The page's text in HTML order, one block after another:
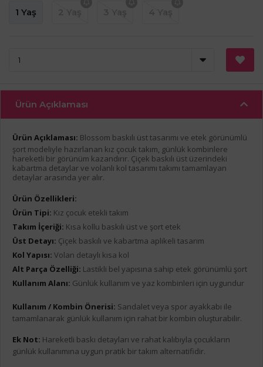
1 Yaş
Ürün Açıklaması
Ürün Açıklaması: Blossom baskılı üst tasarımı ve etek görünümlü
şort modeliyle hazırlanan kız çocuk takım, günlük kombinlere
hareketli bir görünüm kazandırır. Çiçek baskılı üst üzerindeki
kabartma detaylar ve volanlı kol tasarımı takımı tamamlayan
detaylar arasında yer alır.
Ürün Özellikleri:
Ürün Tipi: Kız çocuk etekli takım
Takım İçeriği: Kısa kollu baskılı üst ve şort etek
Üst Detayı: Çiçek baskılı ve kabartma aplikeli tasarım
Kol Yapısı: Volan detaylı kısa kol
Alt Parça Özelliği: Lastikli bel yapısına sahip etek görünümlü şort
Kullanım Alanı: Günlük kullanım ve yaz kombinleri için uygundur
Kullanım / Kombin Önerisi: Sandalet veya spor ayakkabı ile
tamamlanarak günlük kullanım için rahat bir kombin oluşturabilir.
Ek Not: Hareketli baskı detayları ve rahat kalıbıyla çocukların
günlük kullanımına uygun pratik bir takım alternatifidir.